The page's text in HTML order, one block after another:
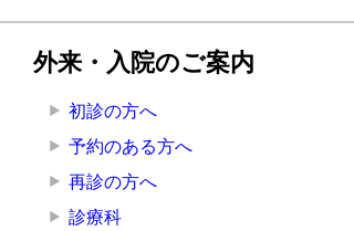
外来・入院のご案内
初診の方へ
予約のある方へ
再診の方へ
診療科